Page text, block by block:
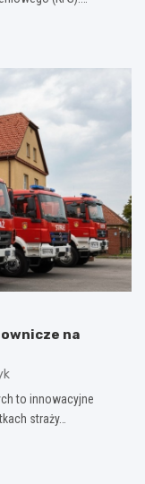
na
to innowacyjne
straży…